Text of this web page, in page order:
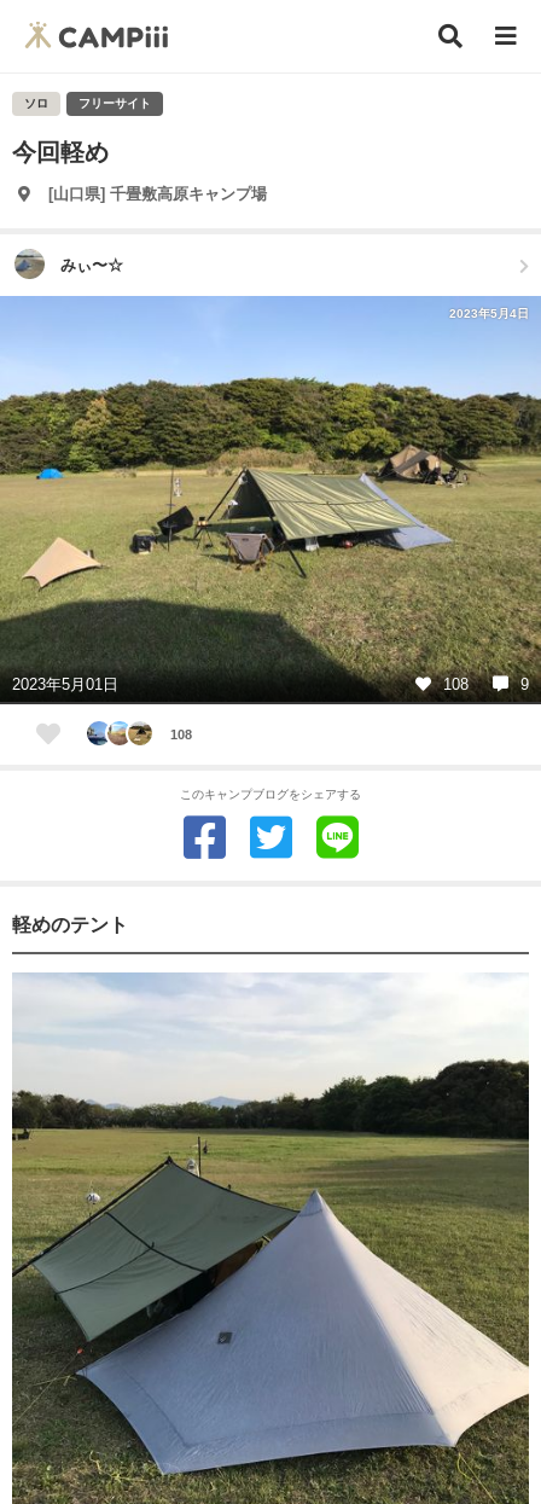
ソロ フリーサイト
今回軽め
[山口県] 千畳敷高原キャンプ場
みぃ〜☆
2023年5月4日
2023年5月01日 108 9
108
このキャンプブログをシェアする
軽めのテント